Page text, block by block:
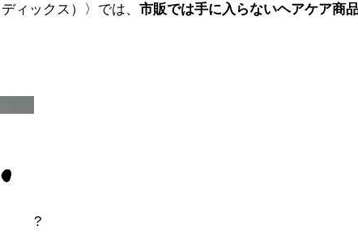
ィックス）〉では、市販では手に入らないヘアケア商
?